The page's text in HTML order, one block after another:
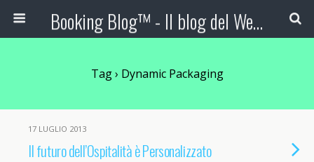
Booking Blog™ - Il blog del Web Marketing Turistico
Tag › Dynamic Packaging
17 LUGLIO 2013
Il futuro dell’Ospitalità è Personalizzato